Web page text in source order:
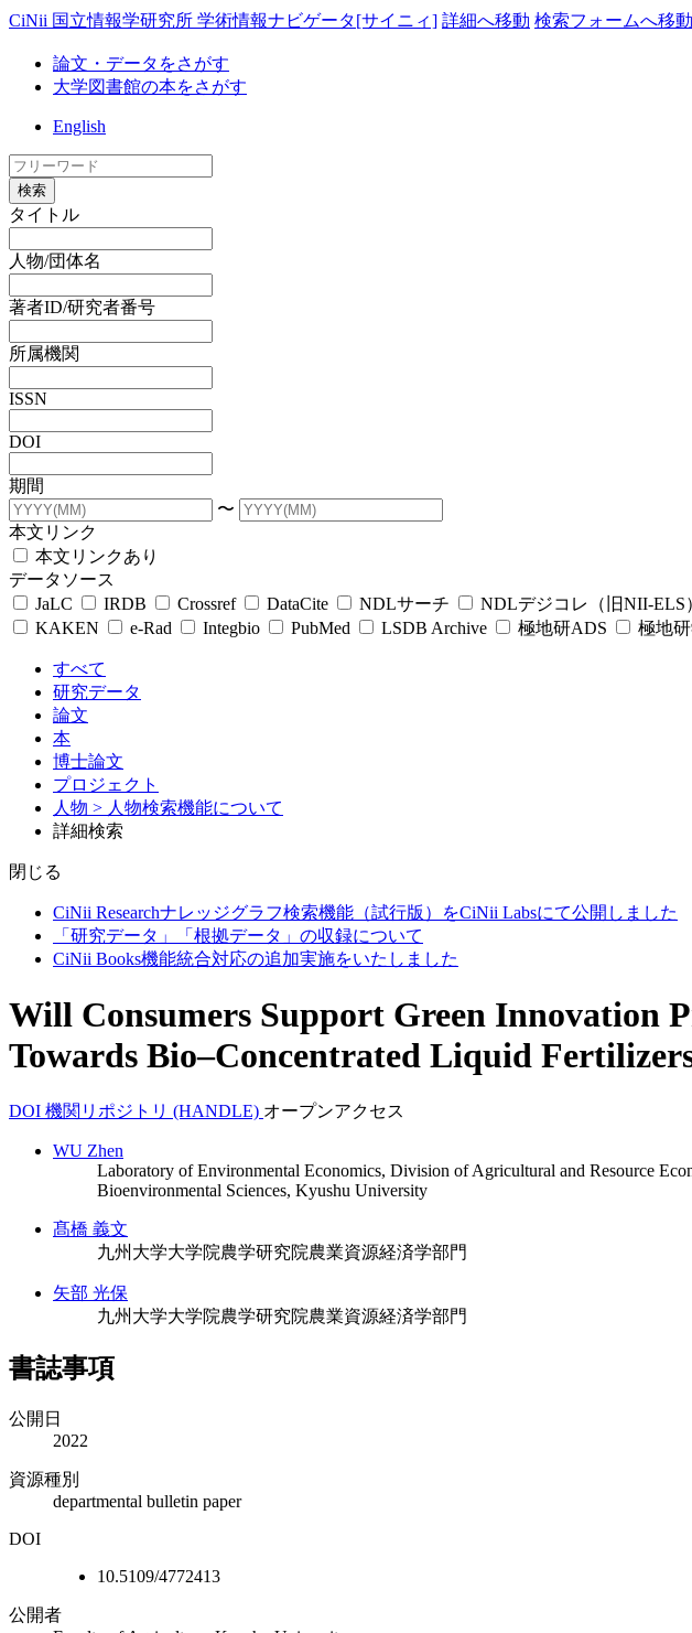
CiNii 国立情報学研究所 学術情報ナビゲータ[サイニィ] 詳細へ移動 検索フォームへ移動
論文・データをさがす
大学図書館の本をさがす
English
検索
タイトル
人物/団体名
著者ID/研究者番号
所属機関
ISSN
DOI
期間
〜
本文リンク
本文リンクあり
データソース
JaLC
IRDB Crossref DataCite NDLサーチ NDLデジコレ（旧NII-ELS
KAKEN
e-Rad Integbio PubMed LSDB Archive 極地研ADS 極地
すべて
研究データ
論文
本
博士論文
プロジェクト
人物 > 人物検索機能について
詳細検索
閉じる
CiNii Researchナレッジグラフ検索機能（試行版）をCiNii Labsにて公開しました
「研究データ」「根拠データ」の収録について
CiNii Books機能統合対応の追加実施をいたしました
Will Consumers Support Green Innovation
Towards Bio–Concentrated Liquid
DOI 機関リポジトリ (HANDLE) オープンアクセス
WU Zhen
Laboratory of Environmental Economics, Division of Agricultural and Resource
Bioenvironmental Sciences, Kyushu University
髙橋 義文
九州大学大学院農学研究院農業資源経済学部門
矢部 光保
九州大学大学院農学研究院農業資源経済学部門
書誌事項
公開日
2022
資源種別
departmental bulletin paper
DOI
10.5109/4772413
公開者